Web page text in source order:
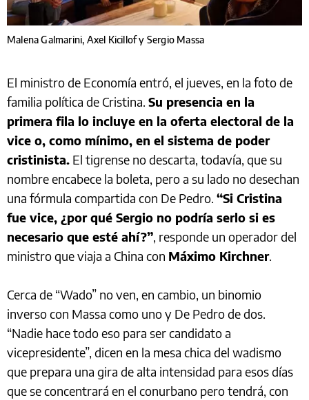
Malena Galmarini, Axel Kicillof y Sergio Massa
El ministro de Economía entró, el jueves, en la foto de
familia política de Cristina. Su presencia en la
primera fila lo incluye en la oferta electoral de la
vice o, como mínimo, en el sistema de poder
cristinista. El tigrense no descarta, todavía, que su
nombre encabece la boleta, pero a su lado no desechan
una fórmula compartida con De Pedro. “Si Cristina
fue vice, ¿por qué Sergio no podría serlo si es
necesario que esté ahí?”, responde un operador del
ministro que viaja a China con Máximo Kirchner.
Cerca de “Wado” no ven, en cambio, un binomio
inverso con Massa como uno y De Pedro de dos.
“Nadie hace todo eso para ser candidato a
vicepresidente”, dicen en la mesa chica del wadismo
que prepara una gira de alta intensidad para esos días
que se concentrará en el conurbano pero tendrá, con